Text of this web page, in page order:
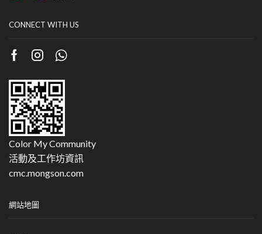
CONNECT WITH US
Color My Community
活動及工作坊資訊
cmc.mongson.com
網站地圖